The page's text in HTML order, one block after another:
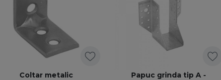
Coltar metalic
Papuc grinda tip A -